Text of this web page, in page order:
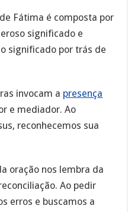
Fátima é composta por
significado e
significado por trás de
invocam a presença
e mediador. Ao
reconhecemos sua
oração nos lembra da
Ao pedir
erros e buscamos a